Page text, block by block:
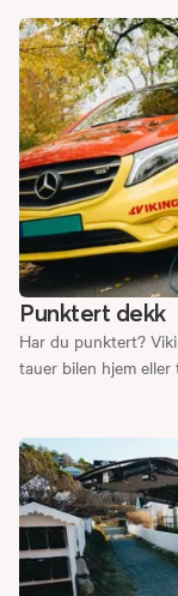
Punktert dekk
Har du punktert?
tauer bilen hjem